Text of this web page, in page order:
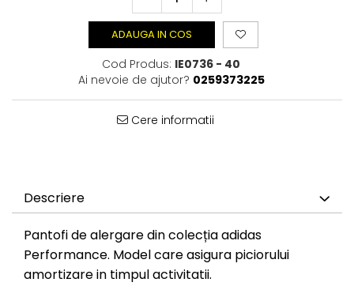
ADAUGA IN COS
Cod Produs: IE0736 - 40
Ai nevoie de ajutor? 0259373225
Cere informatii
Descriere
Pantofi de alergare din colecția adidas
Performance. Model care asigura piciorului
amortizare in timpul activitatii.